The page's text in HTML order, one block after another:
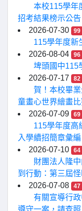
本校115學年
招考結果榜示公告
2026-07-30
99
115學年度新
2026-08-04
96
埤頭國中115
2026-07-17
82
賀！本校畢
童畫心世界繪畫比
2026-07-09
69
115學年度高
入學續招簡章彙編
2026-07-10
64
財團法人隆
到行動：第三屆怪
2026-07-08
47
有關宣導行
遵守一案，請查照